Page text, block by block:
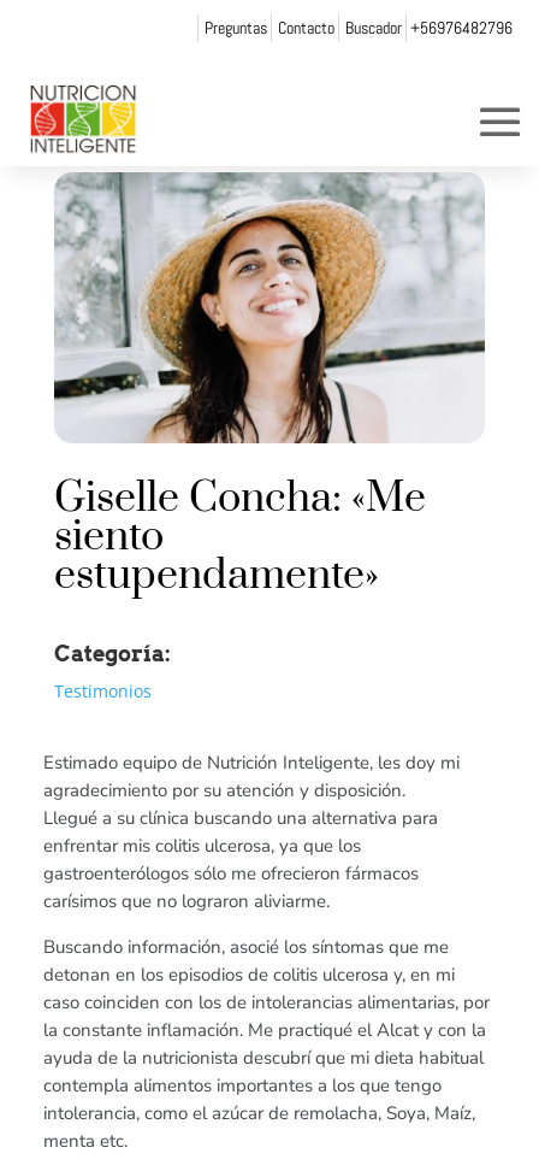
Preguntas Contacto Buscador +56976482796
Giselle Concha: «Me
siento
estupendamente»
Categoría:
Testimonios
Estimado equipo de Nutrición Inteligente, les doy mi
agradecimiento por su atención y disposición.
Llegué a su clínica buscando una alternativa para
enfrentar mis colitis ulcerosa, ya que los
gastroenterólogos sólo me ofrecieron fármacos
carísimos que no lograron aliviarme.
Buscando información, asocié los síntomas que me
detonan en los episodios de colitis ulcerosa y, en mi
caso coinciden con los de intolerancias alimentarias, por
la constante inflamación. Me practiqué el Alcat y con la
ayuda de la nutricionista descubrí que mi dieta habitual
contempla alimentos importantes a los que tengo
intolerancia, como el azúcar de remolacha, Soya, Maíz,
menta etc.